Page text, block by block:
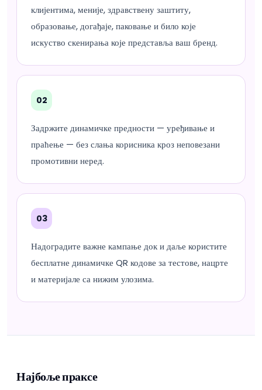
клијентима, меније, здравствену заштиту,
образовање, догађаје, паковање и било које
искуство скенирања које представља ваш бренд.
02
Задржите динамичке предности — уређивање и
праћење — без слања корисника кроз неповезани
промотивни неред.
03
Надоградите важне кампање док и даље користите
бесплатне динамичке QR кодове за тестове, нацрте
и материјале са нижим улозима.
Најбоље праксе